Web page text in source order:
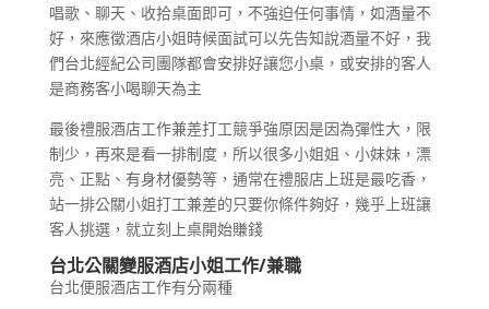
唱歌、聊天、收拾桌面即可，不強迫任何事情，如酒量不
好，來應徵酒店小姐時候面試可以先告知說酒量不好，我
們台北經紀公司團隊都會安排好讓您小桌，或安排的客人
是商務客小喝聊天為主
最後禮服酒店工作兼差打工競爭強原因是因為彈性大，限
制少，再來是看一排制度，所以很多小姐姐、小妹妹，漂
亮、正點、有身材優勢等，通常在禮服店上班是最吃香，
站一排公關小姐打工兼差的只要你條件夠好，幾乎上班讓
客人挑選，就立刻上桌開始賺錢
台北公關變服酒店小姐工作/兼職
台北便服酒店工作有分兩種